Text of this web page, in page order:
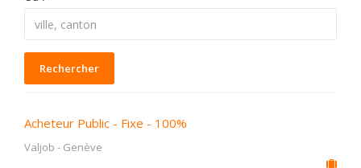
Rechercher
Acheteur Public - Fixe - 100%
Valjob - Genève